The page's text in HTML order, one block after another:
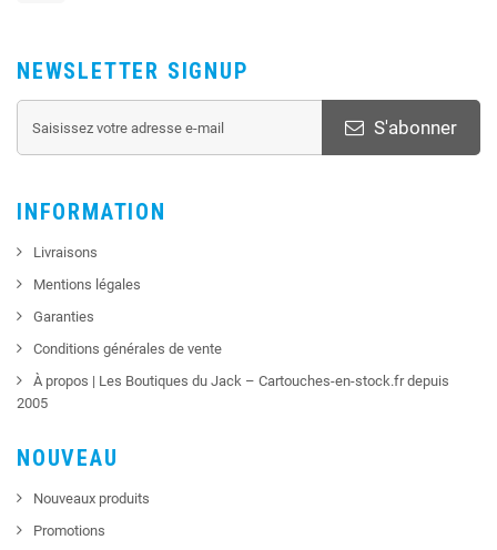
NEWSLETTER SIGNUP
S'abonner
INFORMATION
Livraisons
Mentions légales
Garanties
Conditions générales de vente
À propos | Les Boutiques du Jack – Cartouches-en-stock.fr depuis
2005
NOUVEAU
Nouveaux produits
Promotions